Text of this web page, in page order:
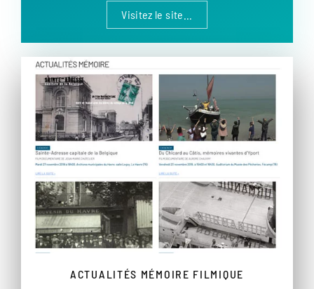
Visitez le site...
ACTUALITÉS MÉMOIRE FILMIQUE